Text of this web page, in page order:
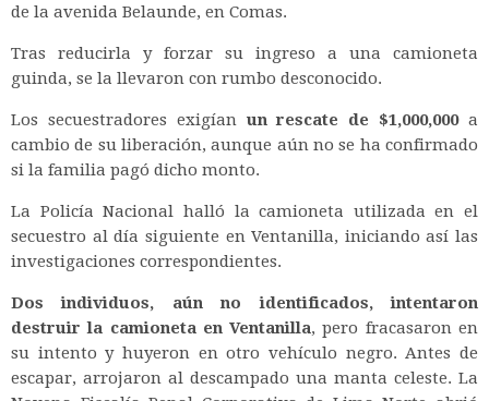
de la avenida Belaunde, en Comas.
Tras reducirla y forzar su ingreso a una camioneta
guinda, se la llevaron con rumbo desconocido.
Los secuestradores exigían un rescate de $1,000,000a
cambio de su liberación, aunque aún no se ha confirmado
si la familia pagó dicho monto.
La Policía Nacional halló la camioneta utilizada en el
secuestro al día siguiente en Ventanilla, iniciando así las
investigaciones correspondientes.
Dos individuos, aún no identificados, intentaron
destruir la camioneta en Ventanilla, pero fracasaron en
su intento y huyeron en otro vehículo negro. Antes de
escapar, arrojaron al descampado una manta celeste. La